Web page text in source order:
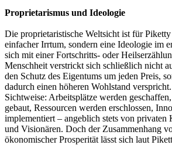
Proprietarismus und Ideologie
Die proprietaristische Weltsicht ist für
einfacher Irrtum, sondern eine Ideologie im
sich mit einer Fortschritts- oder
Menschheit verstrickt sich schließlich nicht
den Schutz des Eigentums um jeden Preis,
dadurch einen höheren Wohlstand
Sichtweise: Arbeitsplätze werden
gebaut, Ressourcen werden erschlossen,
implementiert – angeblich stets von privaten
und Visionären. Doch der Zusammenhang
ökonomischer Prosperität lässt sich laut